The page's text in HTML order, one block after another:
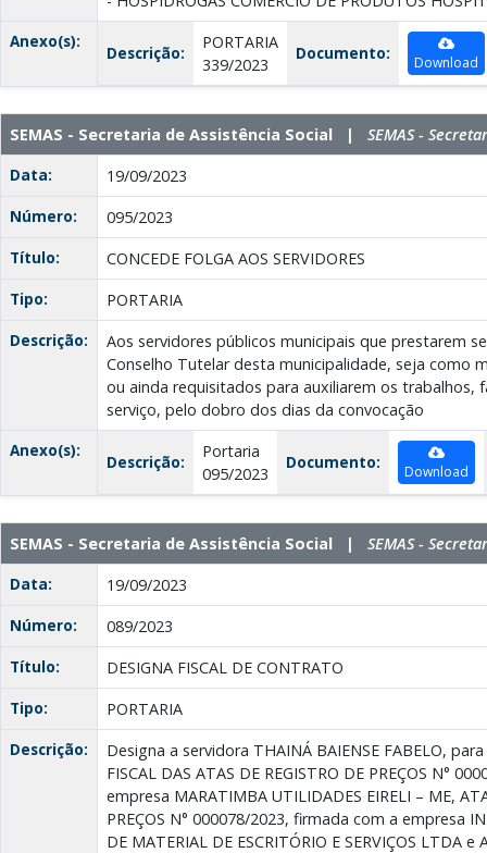
Anexo(s):
Descrição:
PORTARIA
339/2023
Documento: Download
SEMAS - Secretaria de Assistência Social | SEMAS -
Data:
19/09/2023
Número:
095/2023
Título:
CONCEDE FOLGA AOS SERVIDORES
Tipo:
PORTARIA
Descrição:
Aos servidores públicos municipais que prestarem
Conselho Tutelar desta municipalidade, seja como
ou ainda requisitados para auxiliarem os trabalhos,
serviço, pelo dobro dos dias da convocação
Anexo(s):
Descrição:
Portaria
095/2023
Documento: Download
SEMAS - Secretaria de Assistência Social | SEMAS -
Data:
19/09/2023
Número:
089/2023
Título:
DESIGNA FISCAL DE CONTRATO
Tipo:
PORTARIA
Descrição:
Designa a servidora THAINÁ BAIENSE FABELO,
FISCAL DAS ATAS DE REGISTRO DE PREÇOS N°
empresa MARATIMBA UTILIDADES EIRELI – ME,
PREÇOS N° 000078/2023, firmada com a empresa
DE MATERIAL DE ESCRITÓRIO E SERVIÇOS LTDA e